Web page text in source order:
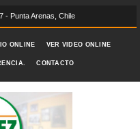
- Punta Arenas, Chile
ONLINE VER VIDEO ONLINE
CONTACTO